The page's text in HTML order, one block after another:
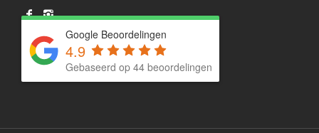
Google Beoordelingen
4.9
Gebaseerd op 44 beoordelingen